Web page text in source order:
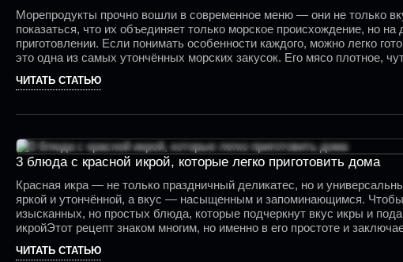
Морепродукты прочно вошли в современное меню — они не только
показаться, что их объединяет только морское происхождение, но
приготовлении. Если понимать особенности каждого, можно легко
это одна из самых утончённых морских закусок. Его мясо плотное,
ЧИТАТЬ СТАТЬЮ
3 блюда с красной икрой, которые легко приготовить дома
Красная икра — не только праздничный деликатес, но и
яркой и утончённой, а вкус — насыщенным и запоминающимся. Чтобы
изысканных, но простых блюда, которые подчеркнут вкус икры и
икройЭтот рецепт знаком многим, но именно в его простоте и
ЧИТАТЬ СТАТЬЮ